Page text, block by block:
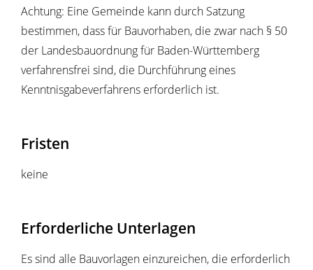
Achtung: Eine Gemeinde kann durch Satzung
bestimmen, dass für Bauvorhaben, die zwar nach § 50
der Landesbauordnung für Baden-Württemberg
verfahrensfrei sind, die Durchführung eines
Kenntnisgabeverfahrens erforderlich ist.
Fristen
keine
Erforderliche Unterlagen
Es sind alle Bauvorlagen einzureichen, die erforderlich